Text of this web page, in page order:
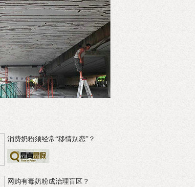
消费奶粉须经常“移情别恋”？
网购有毒奶粉成治理盲区？